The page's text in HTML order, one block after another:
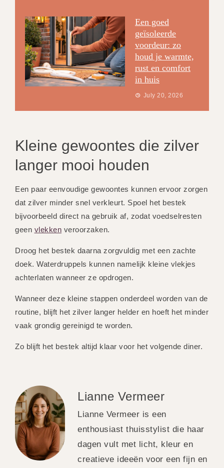
Een goed
geïsoleerde
voordeur: zo
houd je warmte,
rust en comfort
in huis
July 20, 2026
Kleine gewoontes die zilver
langer mooi houden
Een paar eenvoudige gewoontes kunnen ervoor zorgen
dat zilver minder snel verkleurt. Spoel het bestek
bijvoorbeeld direct na gebruik af, zodat voedselresten
geen vlekken veroorzaken.
Droog het bestek daarna zorgvuldig met een zachte
doek. Waterdruppels kunnen namelijk kleine vlekjes
achterlaten wanneer ze opdrogen.
Wanneer deze kleine stappen onderdeel worden van de
routine, blijft het zilver langer helder en hoeft het minder
vaak grondig gereinigd te worden.
Zo blijft het bestek altijd klaar voor het volgende diner.
Lianne Vermeer
Lianne Vermeer is een
enthousiast thuisstylist die haar
dagen vult met licht, kleur en
creatieve ideeën voor een fijn en